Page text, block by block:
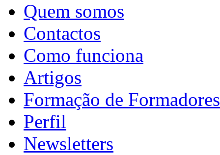
Quem somos
Contactos
Como funciona
Artigos
Formação de Formadores
Perfil
Newsletters